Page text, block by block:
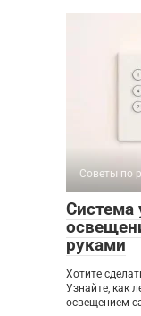
Советы по
Система
руками
Хотите
Узнайте, как
освещением